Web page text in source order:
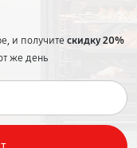
и получитескидку 20%
же день